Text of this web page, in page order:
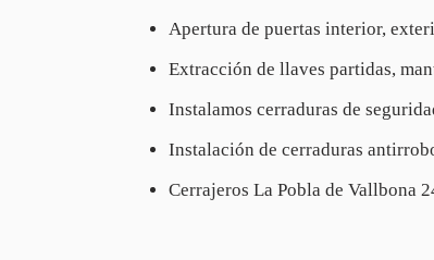
Apertura de puertas interior,
Extracción de llaves partidas,
Instalamos cerraduras de
Instalación de cerraduras
Cerrajeros La Pobla de Vallbona